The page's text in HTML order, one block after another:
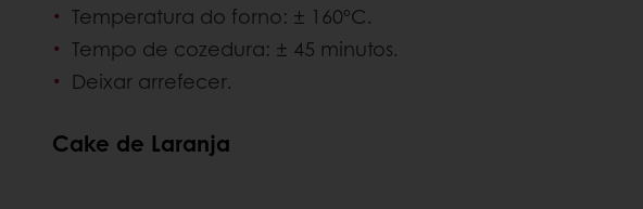
Temperatura do forno: ± 160ºC.
Tempo de cozedura: ± 45 minutos.
Deixar arrefecer.
Cake de Laranja